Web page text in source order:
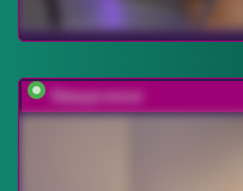
Stasya-moor